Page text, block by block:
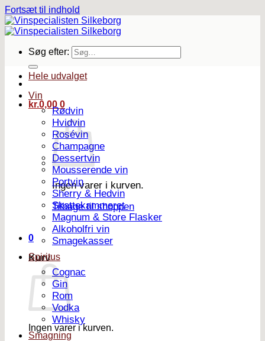
Fortsæt til indhold
Søg efter:
kr.0,00 0
Ingen varer i kurven.
Tilbage til shoppen
0
Kurv
Ingen varer i kurven.
Hele udvalget
Vin
Rødvin
Hvidvin
Rosévin
Champagne
Dessertvin
Mousserende vin
Portvin
Sherry & Hedvin
Skattekammeret
Magnum & Store Flasker
Alkoholfri vin
Smagekasser
Spiritus
Cognac
Gin
Rom
Vodka
Whisky
Smagning